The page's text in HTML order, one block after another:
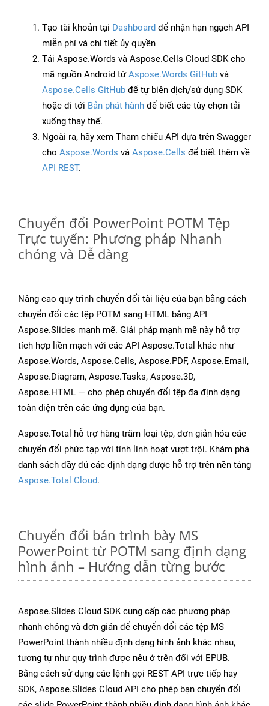
Tạo tài khoản tại Dashboard để nhận hạn ngạch API
miễn phí và chi tiết ủy quyền
Tải Aspose.Words và Aspose.Cells Cloud SDK cho
mã nguồn Android từAspose.Words GitHub và
Aspose.Cells GitHub để tự biên dịch/sử dụng SDK
hoặc đi tới Bản phát hành để biết các tùy chọn tải
xuống thay thế.
Ngoài ra, hãy xem Tham chiếu API dựa trên Swagger
cho Aspose.Words và Aspose.Cells để biết thêm về
API REST.
Chuyển đổi PowerPoint POTM Tệp
Trực tuyến: Phương pháp Nhanh
chóng và Dễ dàng
Nâng cao quy trình chuyển đổi tài liệu của bạn bằng cách
chuyển đổi các tệp POTM sang HTML bằng API
Aspose.Slides mạnh mẽ. Giải pháp mạnh mẽ này hỗ trợ
tích hợp liền mạch với các API Aspose.Total khác như
Aspose.Words, Aspose.Cells, Aspose.PDF, Aspose.Email,
Aspose.Diagram, Aspose.Tasks, Aspose.3D,
Aspose.HTML — cho phép chuyển đổi tệp đa định dạng
toàn diện trên các ứng dụng của bạn.
Aspose.Total hỗ trợ hàng trăm loại tệp, đơn giản hóa các
chuyển đổi phức tạp với tính linh hoạt vượt trội. Khám phá
danh sách đầy đủ các định dạng được hỗ trợ trên nền tảng
Aspose.Total Cloud.
Chuyển đổi bản trình bày MS
PowerPoint từ POTM sang định dạng
hình ảnh – Hướng dẫn từng bước
Aspose.Slides Cloud SDK cung cấp các phương pháp
nhanh chóng và đơn giản để chuyển đổi các tệp MS
PowerPoint thành nhiều định dạng hình ảnh khác nhau,
tương tự như quy trình được nêu ở trên đối với EPUB.
Bằng cách sử dụng các lệnh gọi REST API trực tiếp hay
SDK, Aspose.Slides Cloud API cho phép bạn chuyển đổi